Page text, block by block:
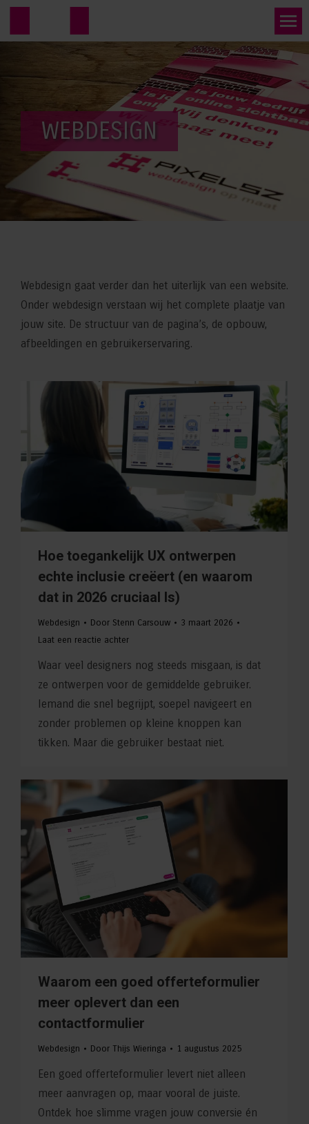
WEBDESIGN
Webdesign gaat verder dan het uiterlijk van een website.
Onder webdesign verstaan wij het complete plaatje van
jouw site. De structuur van de pagina’s, de opbouw,
afbeeldingen en gebruikerservaring.
Hoe toegankelijk UX ontwerpen
echte inclusie creëert (en waarom
dat in 2026 cruciaal Is)
Webdesign Door Stenn Carsouw
3 maart 2026
Laat een reactie achter
Waar veel designers nog steeds misgaan, is dat
ze ontwerpen voor de gemiddelde gebruiker.
Iemand die snel begrijpt, soepel navigeert en
zonder problemen op kleine knoppen kan
tikken. Maar die gebruiker bestaat niet.
Waarom een goed offerteformulier
meer oplevert dan een
contactformulier
Webdesign Door Thijs Wieringa 1 augustus 2025
Een goed offerteformulier levert niet alleen
meer aanvragen op, maar vooral de juiste.
Ontdek hoe slimme vragen jouw conversie én